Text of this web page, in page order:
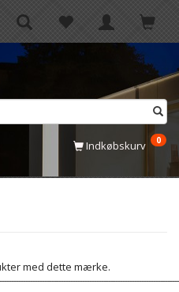
Indkøbskurv 0
med dette mærke.